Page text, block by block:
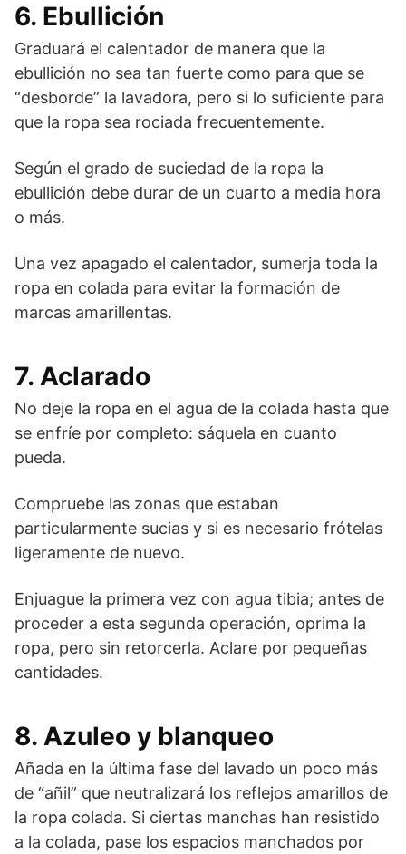
6. Ebullición
Graduará el calentador de manera que la
ebullición no sea tan fuerte como para que se
“desborde” la lavadora, pero si lo suficiente para
que la ropa sea rociada frecuentemente.
Según el grado de suciedad de la ropa la
ebullición debe durar de un cuarto a media hora
o más.
Una vez apagado el calentador, sumerja toda la
ropa en colada para evitar la formación de
marcas amarillentas.
7. Aclarado
No deje la ropa en el agua de la colada hasta que
se enfríe por completo: sáquela en cuanto
pueda.
Compruebe las zonas que estaban
particularmente sucias y si es necesario frótelas
ligeramente de nuevo.
Enjuague la primera vez con agua tibia; antes de
proceder a esta segunda operación, oprima la
ropa, pero sin retorcerla. Aclare por pequeñas
cantidades.
8. Azuleo y blanqueo
Añada en la última fase del lavado un poco más
de “añil” que neutralizará los reflejos amarillos de
la ropa colada. Si ciertas manchas han resistido
a la colada, pase los espacios manchados por